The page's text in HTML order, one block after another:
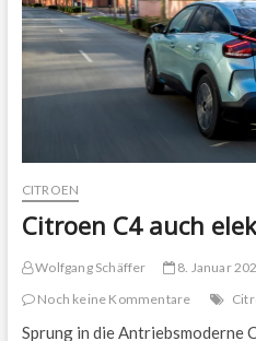
CITROEN
Citroen C4 auch
Wolfgang Schäffer
8. Januar
Noch keine Kommentare
Sprung in die Antriebsmoderne